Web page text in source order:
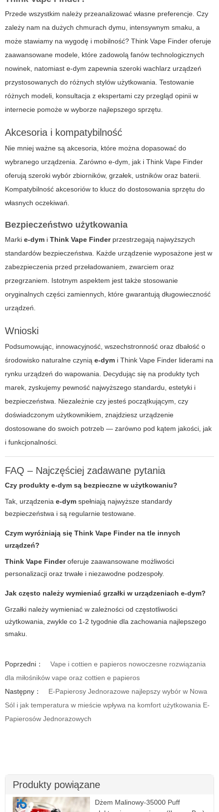
Przede wszystkim należy przeanalizować własne preferencje. Czy
zależy nam na dużych chmurach dymu, intensywnym smaku, a
może stawiamy na wygodę i mobilność? Think Vape Finder oferuje
zaawansowane modele, które zadowolą fanów technologicznych
nowinek, natomiast e-dym zapewnia szeroki wachlarz urządzeń
przystosowanych do różnych stylów użytkowania. Testowanie
różnych modeli, konsultacja z ekspertami czy przegląd opinii w
internecie pomoże w wyborze najlepszego sprzętu.
Akcesoria i kompatybilność
Nie mniej ważne są akcesoria, które można dopasować do
wybranego urządzenia. Zarówno e-dym , jak i Think Vape Finder
oferują szeroki wybór zbiorników, grzałek, ustników oraz baterii.
Kompatybilność akcesoriów to klucz do dostosowania sprzętu do
własnych oczekiwań.
Bezpieczeństwo użytkowania
Marki e-dym i Think Vape Finderprzestrzegają najwyższych
standardów bezpieczeństwa. Każde urządzenie wyposażone jest w
zabezpieczenia przed przeładowaniem, zwarciem oraz
przegrzaniem. Istotnym aspektem jest także stosowanie
oryginalnych części zamiennych, które gwarantują długowieczność
urządzeń.
Wnioski
Podsumowując, innowacyjność, wszechstronność oraz dbałość o
środowisko naturalne czynią e-dym i Think Vape Finder liderami na
rynku urządzeń do wapowania. Decydując się na produkty tych
marek, zyskujemy pewność najwyższego standardu, estetyki i
bezpieczeństwa. Niezależnie czy jesteś początkującym, czy
doświadczonym użytkownikiem, znajdziesz urządzenie
dostosowane do swoich potrzeb — zarówno pod kątem jakości, jak
i funkcjonalności.
FAQ – Najczęściej zadawane pytania
Czy produkty e-dym są bezpieczne w użytkowaniu?
Tak, urządzenia e-dym spełniają najwyższe standardy
bezpieczeństwa i są regularnie testowane.
Czym wyróżniają się Think Vape Finderna tle innych
urządzeń?
Think Vape Finderoferuje zaawansowane możliwości
personalizacji oraz trwałe i niezawodne podzespoły.
Jak często należy wymieniać grzałki w urządzeniach e-dym?
Grzałki należy wymieniać w zależności od częstotliwości
użytkowania, zwykle co 1-2 tygodnie dla zachowania najlepszego
smaku.
Poprzedni：
Vape i cottien e papieros nowoczesne rozwiązania
dla miłośników vape oraz cottien e papieros
Następny：
E-Papierosy Jednorazowe najlepszy wybór w Nowa
Sól i jak temperatura w mieście wpływa na komfort użytkowania E-
Papierosów Jednorazowych
Produkty powiązane
Dżem Malinowy-35000 Puff